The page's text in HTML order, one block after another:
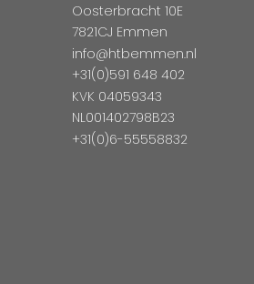
Oosterbracht 10E
7821CJ Emmen
info@htbemmen.nl
+31(0)591 648 402
KVK 04059343
NL001402798B23
+31(0)6-55558832